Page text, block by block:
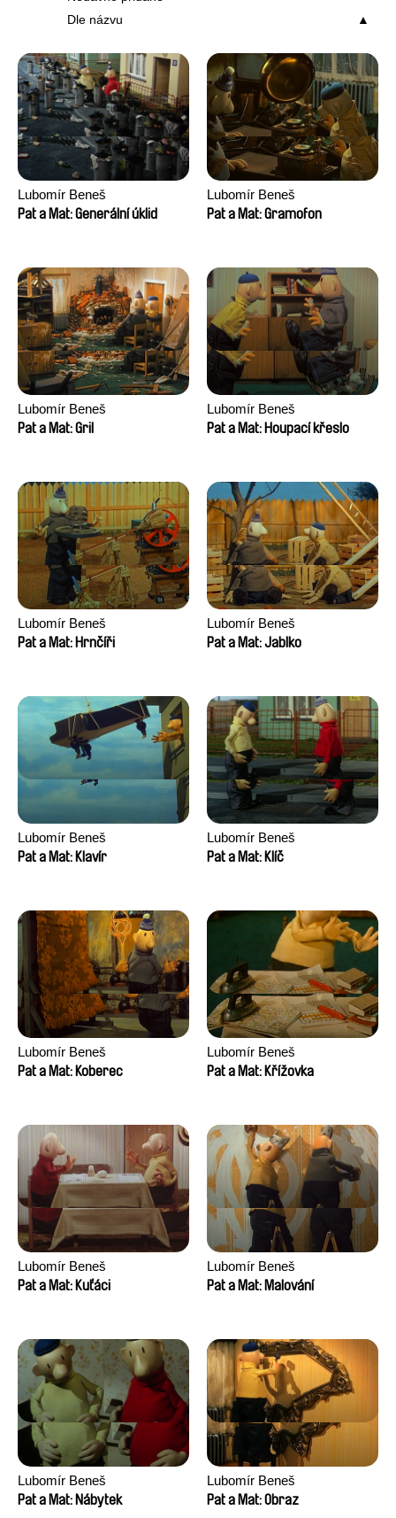
Dle názvu
Lubomír Beneš
Pat a Mat: Generální úklid
Lubomír Beneš
Pat a Mat: Gramofon
Lubomír Beneš
Pat a Mat: Gril
Lubomír Beneš
Pat a Mat: Houpací křeslo
Lubomír Beneš
Pat a Mat: Hrnčíři
Lubomír Beneš
Pat a Mat: Jablko
Lubomír Beneš
Pat a Mat: Klavír
Lubomír Beneš
Pat a Mat: Klíč
Lubomír Beneš
Pat a Mat: Koberec
Lubomír Beneš
Pat a Mat: Křížovka
Lubomír Beneš
Pat a Mat: Kuťáci
Lubomír Beneš
Pat a Mat: Malování
Lubomír Beneš
Pat a Mat: Nábytek
Lubomír Beneš
Pat a Mat: Obraz